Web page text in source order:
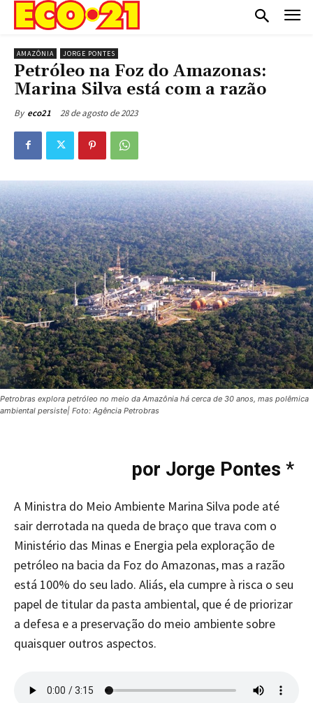
AMAZÔNIA JORGE PONTES
Petróleo na Foz do Amazonas:
Marina Silva está com a razão
By eco21 28 de agosto de 2023
Petrobras explora petróleo no meio da Amazônia há cerca de 30 anos, mas polêmica
ambiental persiste| Foto: Agência Petrobras
por Jorge Pontes *
A Ministra do Meio Ambiente Marina Silva pode até
sair derrotada na queda de braço que trava com o
Ministério das Minas e Energia pela exploração de
petróleo na bacia da Foz do Amazonas, mas a razão
está 100% do seu lado. Aliás, ela cumpre à risca o seu
papel de titular da pasta ambiental, que é de priorizar
a defesa e a preservação do meio ambiente sobre
quaisquer outros aspectos.